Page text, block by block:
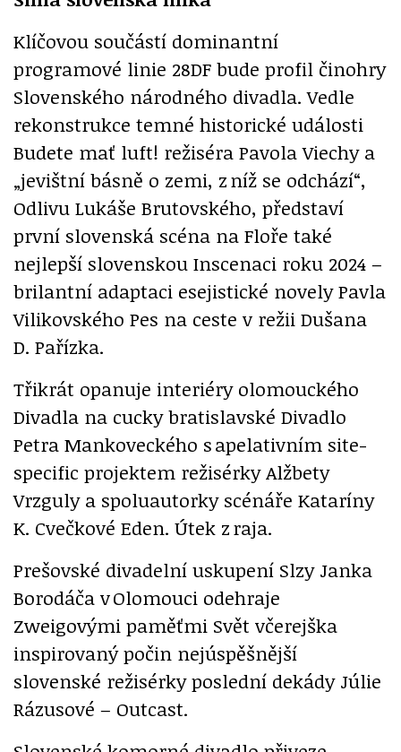
Klíčovou součástí dominantní
programové linie 28DF bude profil činohry
Slovenského národného divadla. Vedle
rekonstrukce temné historické události
Budete mať luft! režiséra Pavola Viechy a
„jevištní básně o zemi, z níž se odchází“,
Odlivu Lukáše Brutovského, představí
první slovenská scéna na Floře také
nejlepší slovenskou Inscenaci roku 2024 –
brilantní adaptaci esejistické novely Pavla
Vilikovského Pes na ceste v režii Dušana
D. Pařízka.
Třikrát opanuje interiéry olomouckého
Divadla na cucky bratislavské Divadlo
Petra Mankoveckého s apelativním site-
specific projektem režisérky Alžbety
Vrzguly a spoluautorky scénáře Kataríny
K. Cvečkové Eden. Útek z raja.
Prešovské divadelní uskupení Slzy Janka
Borodáča v Olomouci odehraje
Zweigovými paměťmi Svět včerejška
inspirovaný počin nejúspěšnější
slovenské režisérky poslední dekády Júlie
Rázusové – Outcast.